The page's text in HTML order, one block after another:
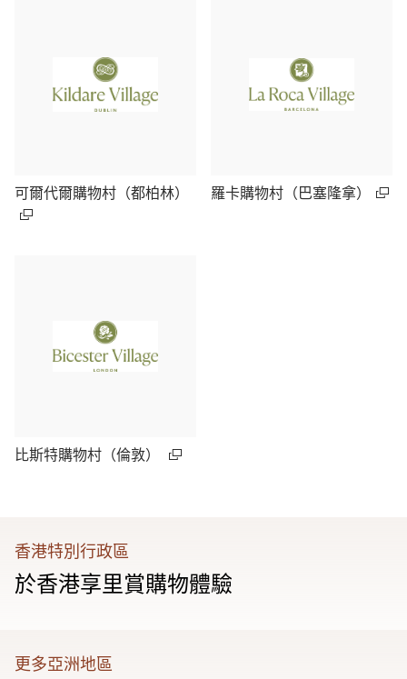
可爾代爾購物村（都柏林） 羅卡購物村（巴塞隆拿）
比斯特購物村（倫敦）
香港特別行政區
於香港享里賞購物體驗
更多亞洲地區